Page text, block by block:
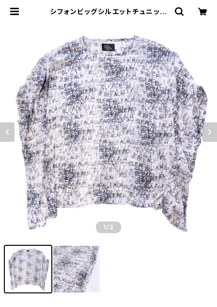
シフォンビッグシルエットチュニック
1 /2